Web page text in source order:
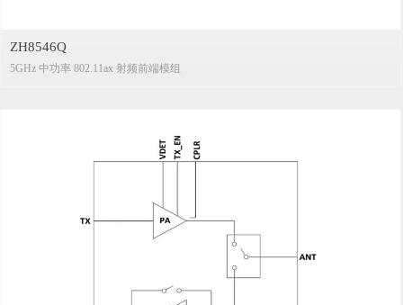
ZH8546Q
5GHz 中功率 802.11ax 射频前端模组